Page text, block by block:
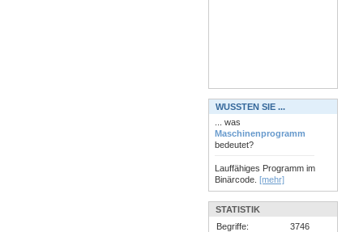
WUSSTEN SIE ...
... was
Maschinenprogramm
bedeutet?
Lauffähiges Programm im
Binärcode. [mehr]
STATISTIK
Begriffe:
3746